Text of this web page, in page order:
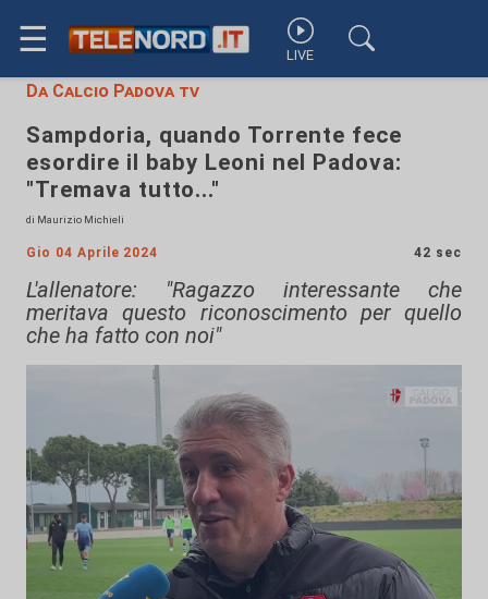
☰ LIVE
Da Calcio Padova tv
Sampdoria, quando Torrente fece
esordire il baby Leoni nel Padova:
"Tremava tutto..."
di Maurizio Michieli
Gio 04 Aprile 2024 42 sec
L'allenatore: "Ragazzo interessante che
meritava questo riconoscimento per quello
che ha fatto con noi"